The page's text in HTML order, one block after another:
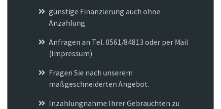
günstige Finanzierung auch ohne
Anzahlung
Anfragen an Tel. 0561/84813 oder per Mail
(Impressum)
Fragen Sie nach unserem
maßgeschneiderten Angebot.
Inzahlungnahme Ihrer Gebrauchten zu